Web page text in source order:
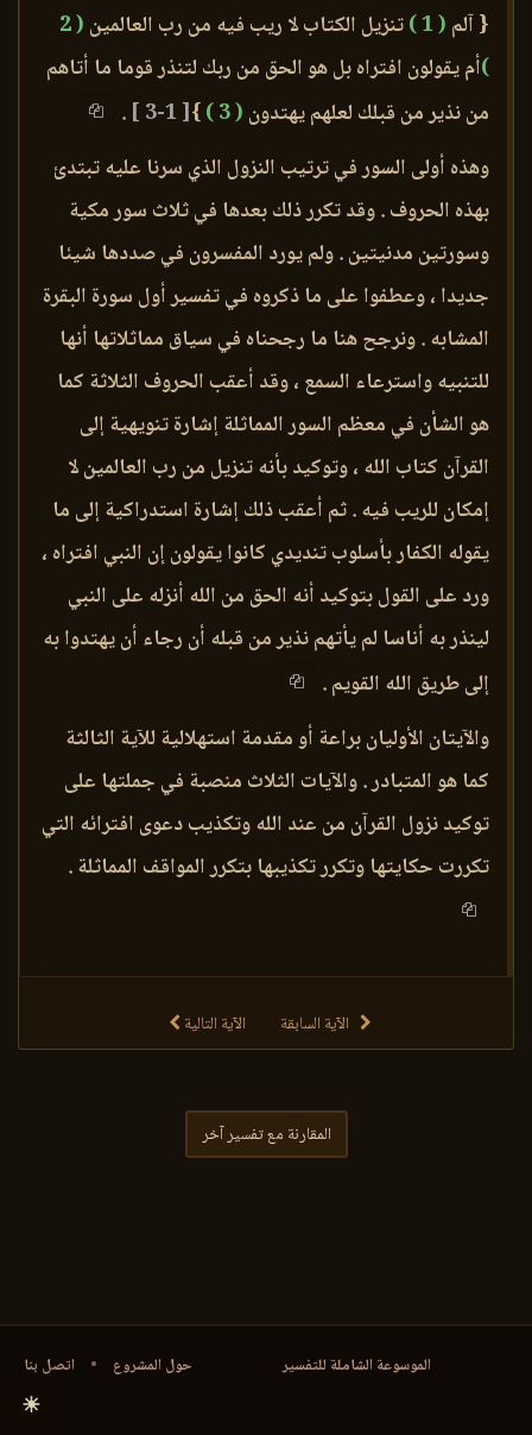
{ آلم ( 1 ) تنزيل الكتاب لا ريب فيه من رب العالمين ( 2
)أم يقولون افتراه بل هو الحق من ربك لتنذر قوما ما أتاهم
من نذير من قبلك لعلهم يهتدون ( 3 )
}
[ 1-3 ]
.
وهذه أولى السور في ترتيب النزول الذي سرنا عليه تبتدئ
بهذه الحروف . وقد تكرر ذلك بعدها في ثلاث سور مكية
وسورتين مدنيتين . ولم يورد المفسرون في صددها شيئا
جديدا ، وعطفوا على ما ذكروه في تفسير أول سورة البقرة
المشابه . ونرجح هنا ما رجحناه في سياق مماثلاتها أنها
للتنبيه واسترعاء السمع ، وقد أعقب الحروف الثلاثة كما
هو الشأن في معظم السور المماثلة إشارة تنويهية إلى
القرآن كتاب الله ، وتوكيد بأنه تنزيل من رب العالمين لا
إمكان للريب فيه . ثم أعقب ذلك إشارة استدراكية إلى ما
يقوله الكفار بأسلوب تنديدي كانوا يقولون إن النبي افتراه ،
ورد على القول بتوكيد أنه الحق من الله أنزله على النبي
لينذر به أناسا لم يأتهم نذير من قبله أن رجاء أن يهتدوا به
إلى طريق الله القويم .
والآيتان الأوليان براعة أو مقدمة استهلالية للآية الثالثة
كما هو المتبادر . والآيات الثلاث منصبة في جملتها على
توكيد نزول القرآن من عند الله وتكذيب دعوى افترائه التي
تكررت حكايتها وتكرر تكذيبها بتكرر المواقف المماثلة .
الآية السابقة الآية التالية
المقارنة مع تفسير آخر
حول المشروع • اتصل بنا الموسوعة الشاملة للتفسير
☀